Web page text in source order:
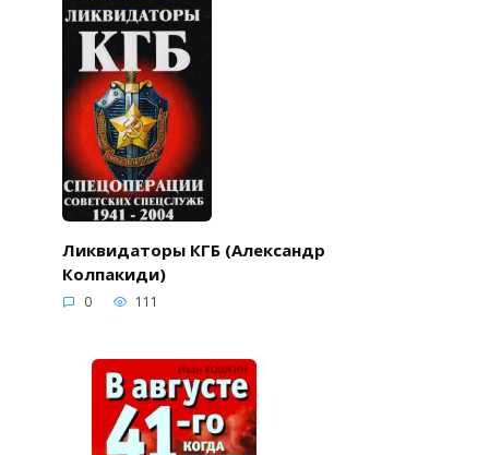
Ликвидаторы КГБ (Александр
Колпакиди)
0 111